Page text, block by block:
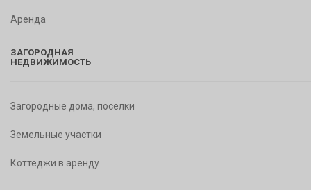
Аренда
ЗАГОРОДНАЯ
НЕДВИЖИМОСТЬ
Загородные дома, поселки
Земельные участки
Коттеджи в аренду